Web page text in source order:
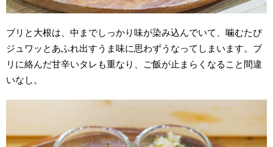
ブリと大根は、中までしっかり味が染み込んでいて、噛むたび
ジュワッとあふれ出すうま味に思わずうなってしまいます。ブ
リに絡んだ甘辛いタレも重なり、ご飯が止まらくなること間違
いなし。